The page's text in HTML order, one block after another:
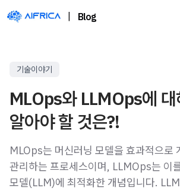
Blog
기술이야기
MLOps와 LLMOps에 대
알아야 할 것은?!
MLOps는 머신러닝 모델을 효과적으로
관리하는 프로세스이며, LLMOps는 이
모델(LLM)에 최적화한 개념입니다.